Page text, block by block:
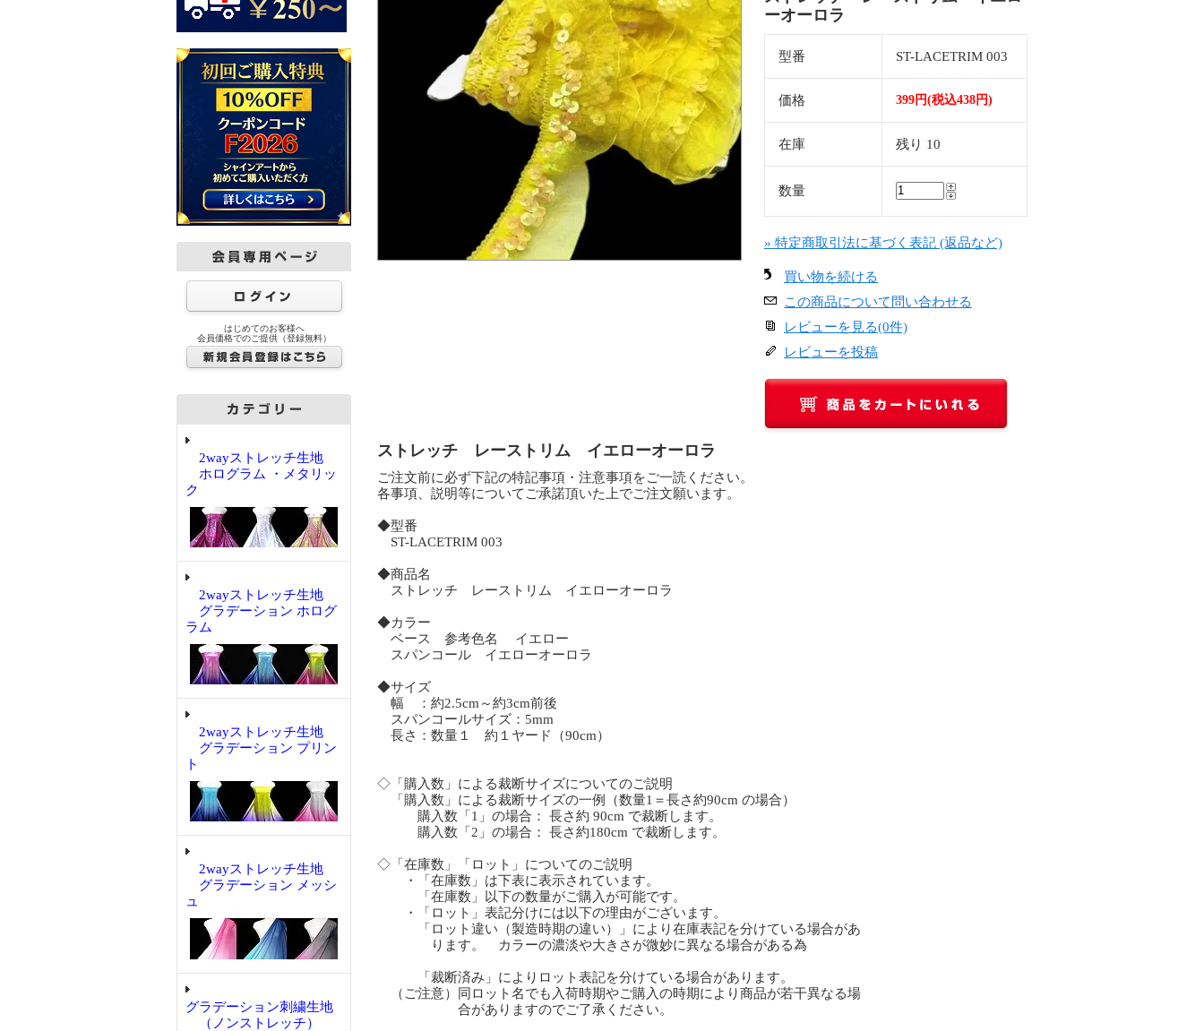
はじめてのお客様へ
会員価格でのご提供（登録無料）
2wayストレッチ生地
ホログラム ・メタリッ
ク
2wayストレッチ生地
グラデーション ホログ
ラム
2wayストレッチ生地
グラデーション プリン
ト
2wayストレッチ生地
グラデーション メッシ
ュ
グラデーション刺繍生地
（ノンストレッチ）
ーオーロラ
型番 ST-LACETRIM 003
価格 399円(税込438円)
在庫 残り 10
数量
» 特定商取引法に基づく表記 (返品など)
買い物を続ける
この商品について問い合わせる
レビューを見る(0件)
レビューを投稿
ストレッチ レーストリム イエローオーロラ
ご注文前に必ず下記の特記事項・注意事項をご一読ください。
各事項、説明等についてご承諾頂いた上でご注文願います。
◆型番
ST-LACETRIM 003
◆商品名
ストレッチ レーストリム イエローオーロラ
◆カラー
ベース 参考色名 イエロー
スパンコール イエローオーロラ
◆サイズ
幅 ：約2.5cm～約3cm前後
スパンコールサイズ：5mm
長さ：数量１ 約１ヤード（90cm）
◇「購入数」による裁断サイズについてのご説明
「購入数」による裁断サイズの一例（数量1＝長さ約90cm の場合）
購入数「1」の場合： 長さ約 90cm で裁断します。
購入数「2」の場合： 長さ約180cm で裁断します。
◇「在庫数」「ロット」についてのご説明
・「在庫数」は下表に表示されています。
「在庫数」以下の数量がご購入が可能です。
・「ロット」表記分けには以下の理由がございます。
「ロット違い（製造時期の違い）」により在庫表記を分けている場合があ
ります。 カラーの濃淡や大きさが微妙に異なる場合がある為
「裁断済み」によりロット表記を分けている場合があります。
（ご注意）同ロット名でも入荷時期やご購入の時期により商品が若干異なる場
合がありますのでご了承ください。